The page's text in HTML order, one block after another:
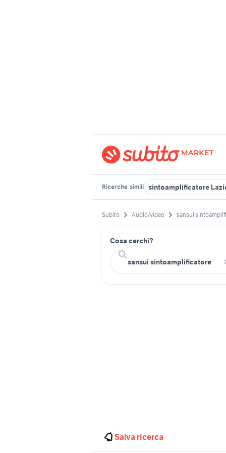
Ricerche simili sintoamplificatore
Subito Audio/video sansui
Cosa cerchi?
Salva ricerca